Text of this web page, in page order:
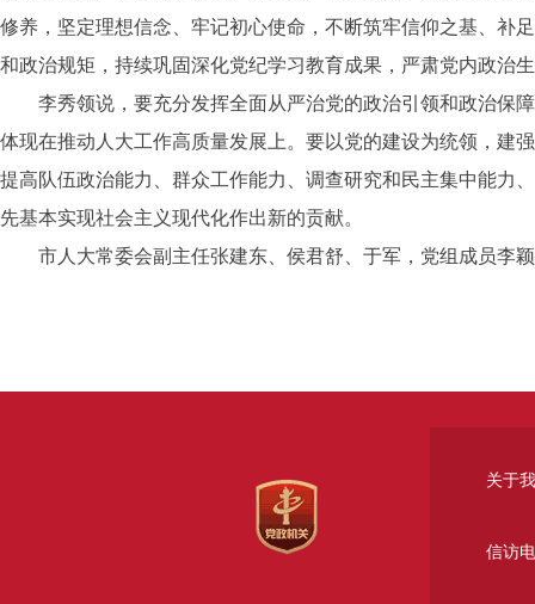
修养，坚定理想信念、牢记初心使命，不断筑牢信仰之基、补
和政治规矩，持续巩固深化党纪学习教育成果，严肃党内政治
李秀领说，要充分发挥全面从严治党的政治引领和政治保障
体现在推动人大工作高质量发展上。要以党的建设为统领，建
提高队伍政治能力、群众工作能力、调查研究和民主集中能力
先基本实现社会主义现代化作出新的贡献。
市人大常委会副主任张建东、侯君舒、于军，党组成员李颖
关于
信访